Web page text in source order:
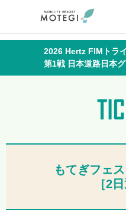
トップページ2026 Hertz FIMトラ
第1戦 日本道路日本
もてぎフェ
［2